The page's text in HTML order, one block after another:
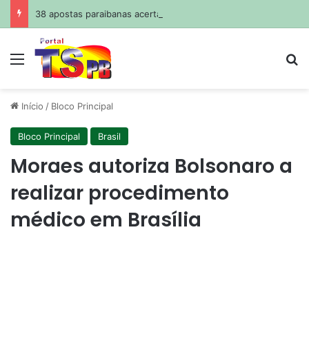
38 apostas paraibanas acertam a quadra da Mega-Sena
Menu
Início / Bloco Principal
Bloco Principal Brasil
Moraes autoriza Bolsonaro a
realizar procedimento
médico em Brasília